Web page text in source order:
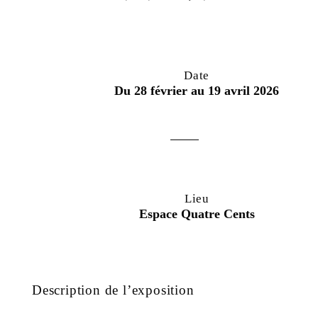
Date
Du 28 février au 19 avril 2026
Lieu
Espace Quatre Cents
Description de l’exposition